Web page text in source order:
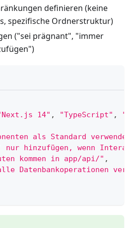
definieren (keine
spezifische Ordnerstruktur)
("sei prägnant", "immer
14" , "TypeScript" ,
als Standard
hinzufügen, wenn
kommen in app/api/" ,
Datenbankoperationen